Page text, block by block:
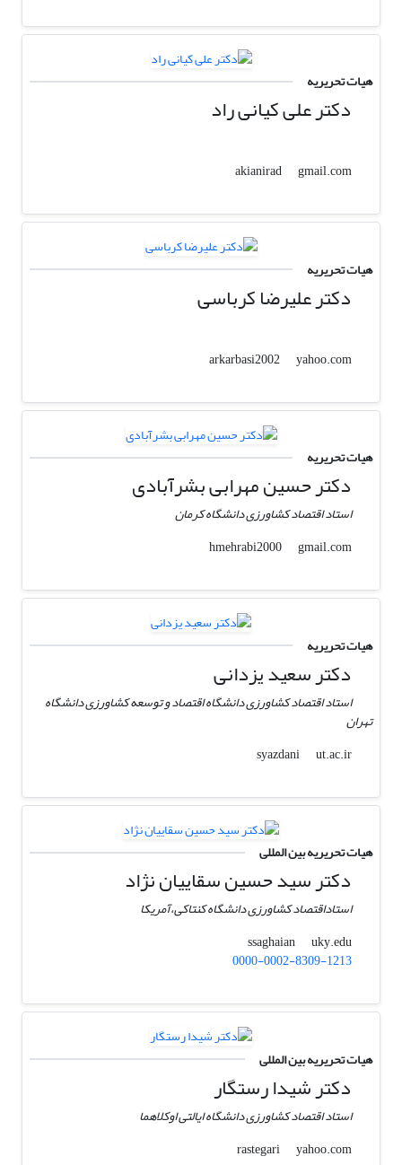
هیات تحریریه
دکتر علی کیانی راد
akianirad
gmail.com
هیات تحریریه
دکتر علیرضا کرباسی
arkarbasi2002
yahoo.com
هیات تحریریه
دکتر حسین مهرابی بشرآبادی
استاد اقتصاد کشاورزی دانشگاه کرمان
hmehrabi2000
gmail.com
هیات تحریریه
دکتر سعید یزدانی
استاد اقتصاد کشاورزی دانشگاه اقتصاد و توسعه کشاورزی دانشگاه
تهران
syazdani
ut.ac.ir
هیات تحریریه بین المللی
دکتر سید حسین سقاییان نژاد
استاداقتصاد کشاورزی دانشگاه کنتاکی،آمریکا
ssaghaian
uky.edu
0000-0002-8309-1213
هیات تحریریه بین المللی
دکتر شیدا رستگار
استاد اقتصاد کشاورزی دانشگاه ایالتی اوکلاهما
rastegari
yahoo.com